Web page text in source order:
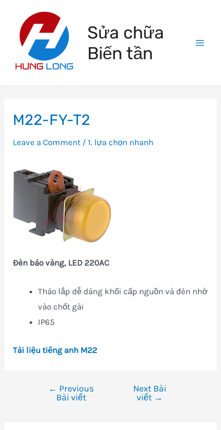
content
Sửa chữa
Biến tần
M22-FY-T2
Leave a Comment /1. lựa chọn nhanh
Đèn báo vàng, LED 220AC
Tháo lắp dễ dàng khối cấp nguồn và đèn nhờ
vào chốt gài
IP65
Tài liệu tiếng anh M22
← Previous
Bài viết
Next Bài
viết →